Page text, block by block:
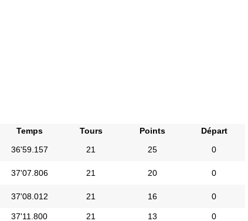
Temps Tours Points
Départ
36'59.157 21 25 0
37'07.806 21 20 0
37'08.012 21 16 0
37'11.800 21 13 0